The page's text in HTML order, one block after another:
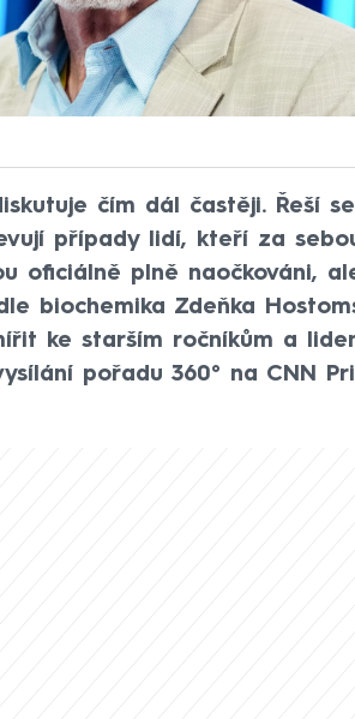
čím dál častěji. Řeší se
případy lidí, kteří za
oficiálně plně naočkováni,
biochemika Zdeňka
ke starším ročníkům a
pořadu 360° na CNN